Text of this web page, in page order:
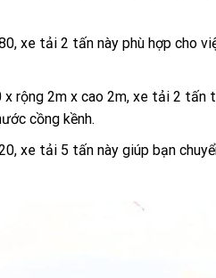
xe tải 2 tấn này phù hợp cho
rộng 2m x cao 2m, xe tải 2 tấn
cồng kềnh.
xe tải 5 tấn này giúp bạn